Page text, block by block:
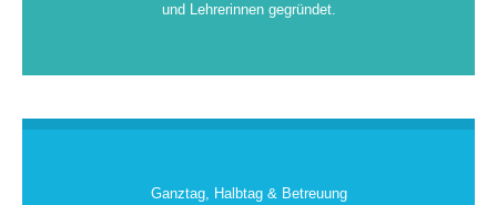
und Lehrerinnen gegründet.
Ganztag, Halbtag & Betreuung